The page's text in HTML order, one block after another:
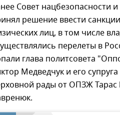
Совет нацбезопасности
решение ввести
лиц, в том числе
перелеты в
глава политсовета
Медведчук и его
рады от ОПЗЖ Тарас